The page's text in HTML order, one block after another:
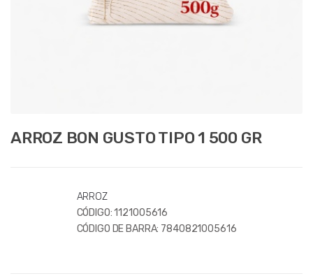
ARROZ BON GUSTO TIPO 1 500 GR
ARROZ
CÓDIGO:1121005616
CÓDIGO DE BARRA: 7840821005616